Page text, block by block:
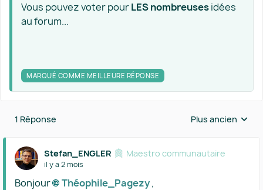
Vous pouvez voter pourLES nombreusesidées
au forum...
MARQUÉ COMME MEILLEURE RÉPONSE
1 Réponse Réponses triées
Plus ancien
Stefan_ENGLER Maestro communautaire
il y a 2 mois
Bonjour Théophile_Pagezy​,